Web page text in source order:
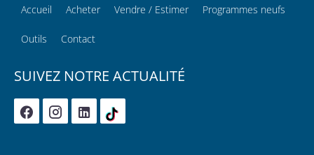
Accueil Acheter Vendre / Estimer Programmes neufs
Outils Contact
SUIVEZ NOTRE ACTUALITÉ